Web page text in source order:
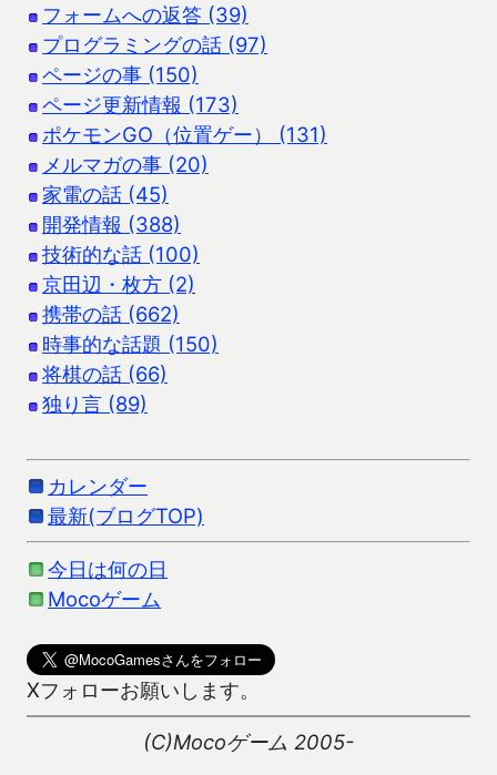
フォームへの返答 (39)
プログラミングの話 (97)
ページの事 (150)
ページ更新情報 (173)
ポケモンGO（位置ゲー） (131)
メルマガの事 (20)
家電の話 (45)
開発情報 (388)
技術的な話 (100)
京田辺・枚方 (2)
携帯の話 (662)
時事的な話題 (150)
将棋の話 (66)
独り言 (89)
カレンダー
最新(ブログTOP)
今日は何の日
Mocoゲーム
Xフォローお願いします。
(C)Mocoゲーム 2005-